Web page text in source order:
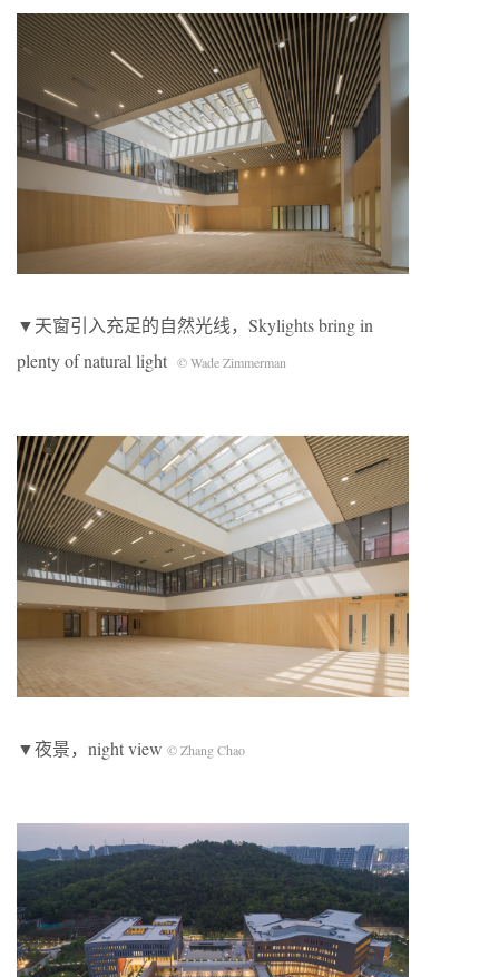
▼天窗引入充足的自然光线，Skylights bring in
plenty of natural light © Wade Zimmerman
▼夜景，night view © Zhang Chao